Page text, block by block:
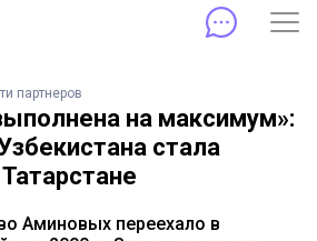
партнеров
на максимум»:
стала
Аминовых переехало в